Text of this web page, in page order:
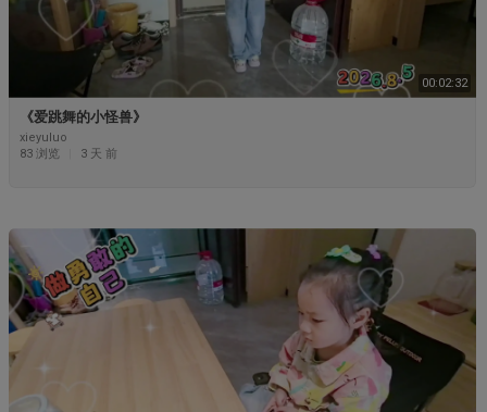
00:02:32
《爱跳舞的小怪兽》
xieyuluo
83 浏览
3 天 前